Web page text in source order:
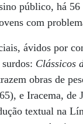
público, há
com
ávidos por
Clássicos
obras de
e Iracema, de
textual na